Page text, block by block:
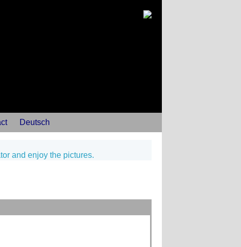
Deutsch
and enjoy the pictures.